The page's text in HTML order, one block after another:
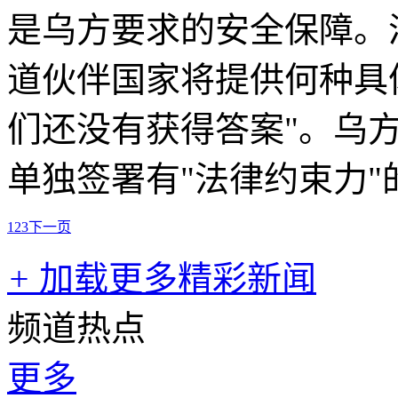
是乌方要求的安全保障
道伙伴国家将提供何种
们还没有获得答案"。乌
单独签署有"法律约束力"
1 23下一页
+ 加载更多精彩新闻
频道热点
更多